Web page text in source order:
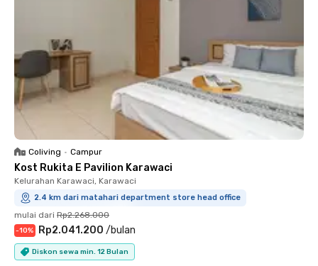
Coliving • Campur
Kost Rukita E Pavilion Karawaci
Kelurahan Karawaci, Karawaci
2.4 km dari matahari department store head office
mulai dari Rp2.268.000
-10% Rp2.041.200 /bulan
Diskon sewa min. 12 Bulan